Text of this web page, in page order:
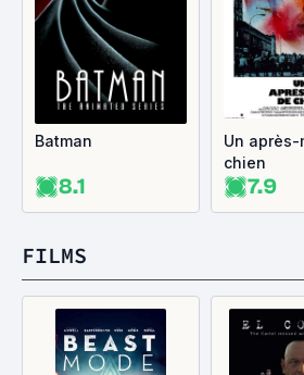
Batman
8.1
Un après-
chien
7.9
FILMS